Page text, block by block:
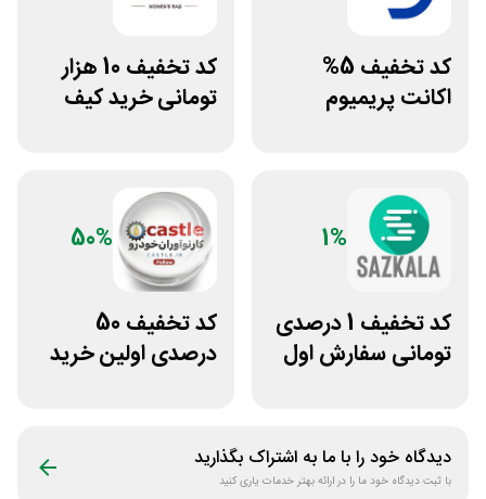
کد تخفیف 5%
اکانت پریمیوم
کد تخفیف 10 هزار
تومانی خرید کیف
1%
کد تخفیف 1 درصدی
تومانی سفارش اول
50%
کد تخفیف 50
درصدی اولین خرید
دیدگاه خود را با ما به اشتراک بگذارید
با ثبت دیدگاه خود ما را در ارائه بهتر خدمات یاری کنید